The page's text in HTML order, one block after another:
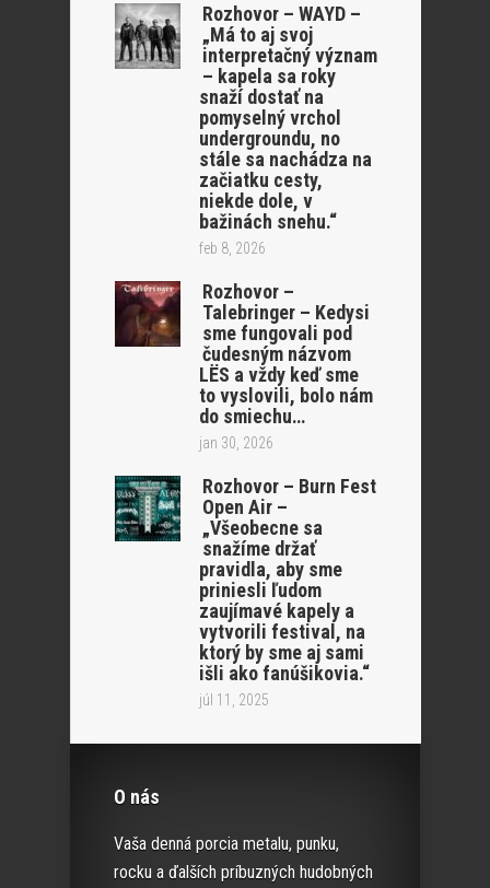
Rozhovor – WAYD –
„Má to aj svoj
interpretačný význam
– kapela sa roky
snaží dostať na
pomyselný vrchol
undergroundu, no
stále sa nachádza na
začiatku cesty,
niekde dole, v
bažinách snehu.“
feb 8, 2026
Rozhovor –
Talebringer – Kedysi
sme fungovali pod
čudesným názvom
LËS a vždy keď sme
to vyslovili, bolo nám
do smiechu…
jan 30, 2026
Rozhovor – Burn Fest
Open Air –
„Všeobecne sa
snažíme držať
pravidla, aby sme
priniesli ľudom
zaujímavé kapely a
vytvorili festival, na
ktorý by sme aj sami
išli ako fanúšikovia.“
júl 11, 2025
O nás
Vaša denná porcia metalu, punku,
rocku a ďalších príbuzných hudobných